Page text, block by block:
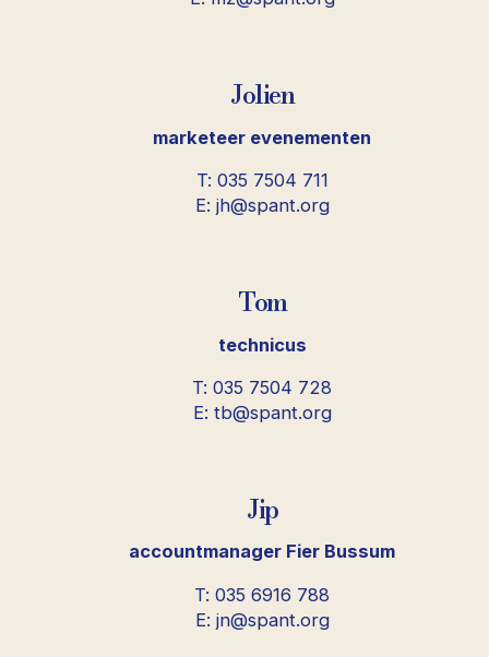
Jolien
marketeer evenementen
T: 035 7504 711
E: jh@spant.org
Tom
technicus
T: 035 7504 728
E: tb@spant.org
Jip
accountmanager Fier Bussum
T: 035 6916 788
E: jn@spant.org